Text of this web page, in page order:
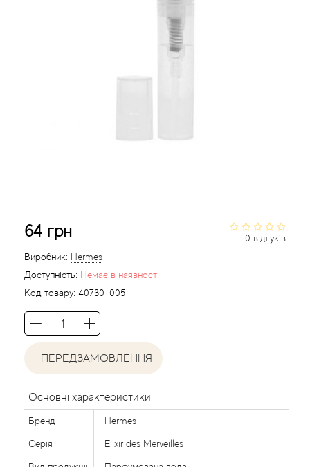
0 відгуків
64 грн
Виробник: Hermes
Доступність: Немає в наявності
Код товару: 40730-005
ПЕРЕДЗАМОВЛЕННЯ
Основні характеристики
Бренд Hermes
Серія Elixir des Merveilles
Agatha Ruiz de la Prada
Agent Provocateur
Agonist
Aigner
Aj Arabia (Widian)
Ajmal